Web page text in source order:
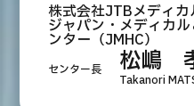
株式会社JTBメディ
ジャパン・メディカ
ンター（JMHC）
センター長 松嶋
Takanori